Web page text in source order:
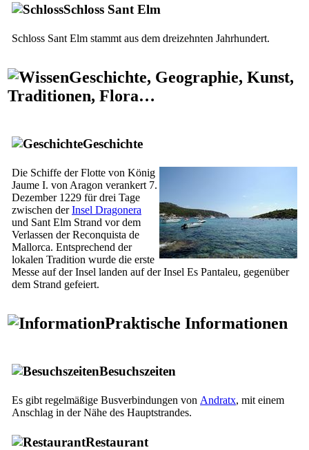
Schloss Sant Elm
Schloss Sant Elm stammt aus dem dreizehnten Jahrhundert.
Geschichte, Geographie, Kunst,
Traditionen, Flora…
Geschichte
Die Schiffe der Flotte von König
Jaume I. von Aragon verankert 7.
Dezember 1229 für drei Tage
zwischen derInsel Dragonera
und Sant Elm Strand vor dem
Verlassen derReconquista de
Mallorca. Entsprechend der
lokalen Tradition wurde die erste
Messe auf der Insel landen auf der Insel Es Pantaleu, gegenüber
dem Strand gefeiert.
Praktische Informationen
Besuchszeiten
Es gibt regelmäßige Busverbindungen von Andratx, mit einem
Anschlag in der Nähe des Hauptstrandes.
Restaurant